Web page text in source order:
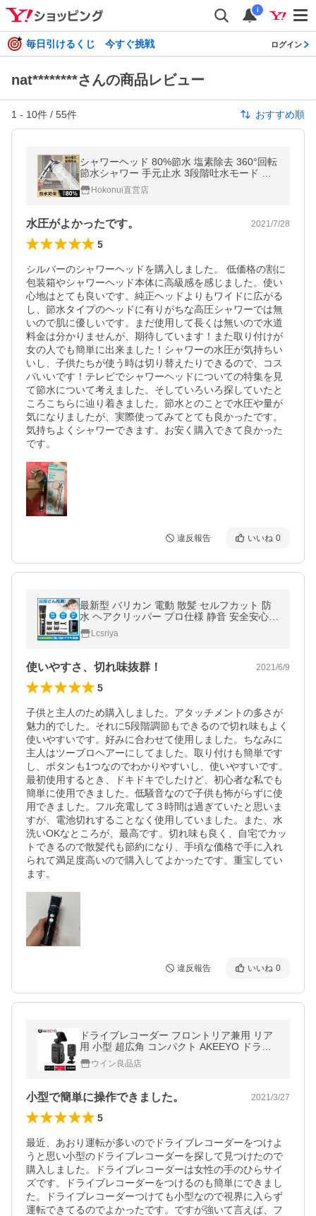
i
毎日引けるくじ 今すぐ挑戦 ログイン
nat********さんの商品レビュー
1 - 10件 / 55件 おすすめ順
シャワーヘッド 80%節水 塩素除去 360°回転
節水シャワー 手元止水 3段階吐水モード 浄
水 増圧 国際基準G1/2 水量調節 角度調整 高
水圧 軽量 アダプター付 (hs)
Hokonui直営店
水圧がよかったです。 2021/7/28
5
シルバーのシャワーヘッドを購入しました。 低価格の割に
包装箱やシャワーヘッド本体に高級感を感じました。使い
心地はとても良いです。純正ヘッドよりもワイドに広がる
し、節水タイプのヘッドに有りがちな高圧シャワーでは無
いので肌に優しいです。まだ使用して長くは無いので水道
料金は分かりませんが、期待しています！また取り付けが
女の人でも簡単に出来ました！シャワーの水圧が気持ちい
いし、子供たちが使う時は切り替えたりできるので、コス
パいいです！テレビでシャワーヘッドについての特集を見
て節水について考えました。そしていろいろ探していたと
ころこちらに辿り着きました。節水とのことで水圧や量が
気になりましたが、実際使ってみてとても良かったです。
気持ちよくシャワーできます。お安く購入できて良かった
です。
違反報告 いいね 0
最新型 バリカン 電動 散髪 セルフカット 防
水 ヘアクリッパー プロ仕様 静音 安全安心 L
EDディスプレイ 子供用/業務用/家庭用/犬用
日本語説明書(LF01)
Lcsriya
使いやすさ、切れ味抜群！ 2021/6/9
5
子供と主人のため購入しました。アタッチメントの多さが
魅力的でした。それに5段階調節もできるので切れ味もよく
使いやすいです。好みに合わせて使用しました。ちなみに
主人はツーブロヘアーにしてました。取り付けも簡単です
し、ボタンも1つなのでわかりやすいし、使いやすいです。
最初使用するとき、ドキドキでしたけど、初心者な私でも
簡単に使用できました。低騒音なので子供も怖がらずに使
用できました。フル充電して３時間は過ぎていたと思いま
すが、電池切れすることなく使用していました。また、水
洗いOKなところが、最高です。切れ味も良く、自宅でカッ
トできるので散髪代も節約になり、手頃な価格で手に入れ
られて満足度高いので購入してよかったです。重宝してい
ます。
違反報告 いいね 0
ドライブレコーダー フロントリア兼用 リア
用 小型 超広角 コンパクト AKEEYO ドラレ
コ 1080P 音声案内 多箇所設置 Gセンサー W
DR 駐車監視 常時録画 1年保証
ウイン良品店
小型で簡単に操作できました。 2021/3/27
5
最近、あおり運転が多いのでドライブレコーダーをつけよ
うと思い小型のドライブレコーダーを探して見つけたので
購入しました。ドライブレコーダーは女性の手のひらサイ
ズです。ドライブレコーダーをつけるのも簡単にできまし
た。ドライブレコーダーつけても小型なので視界に入らず
運転できてるのでよかったです。ですが強いて言えば、フ